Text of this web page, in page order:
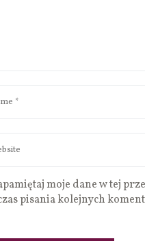
moje dane w tej
pisania kolejnych